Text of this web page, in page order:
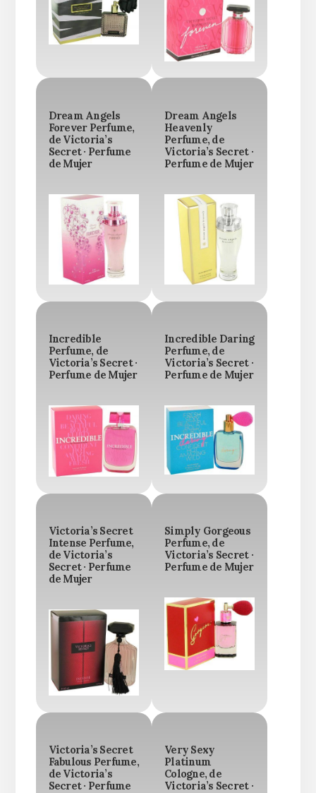
Dream Angels
Forever Perfume,
de Victoria’s
Secret · Perfume
de Mujer
Dream Angels
Heavenly
Perfume, de
Victoria’s Secret ·
Perfume de Mujer
Incredible
Perfume, de
Victoria’s Secret ·
Perfume de Mujer
Incredible Daring
Perfume, de
Victoria’s Secret ·
Perfume de Mujer
Victoria’s Secret
Intense Perfume,
de Victoria’s
Secret · Perfume
de Mujer
Simply Gorgeous
Perfume, de
Victoria’s Secret ·
Perfume de Mujer
Victoria’s Secret
Fabulous Perfume,
de Victoria’s
Secret · Perfume
Very Sexy
Platinum
Cologne, de
Victoria’s Secret ·